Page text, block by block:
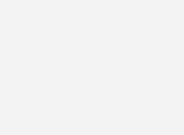
bereitzustellen. Nach ihrer
mittelgroßen Anlagen 20 MW Strom in das
etwa 5.000 Haushalte mit Strom
auf mehr erneuerbare Energien
beiden Projekte wurde Anfang 2021
Inbetriebnahme erfolgte im September
beide Solarparks mit den
PVS-175 und Medium Voltage Compact Skid